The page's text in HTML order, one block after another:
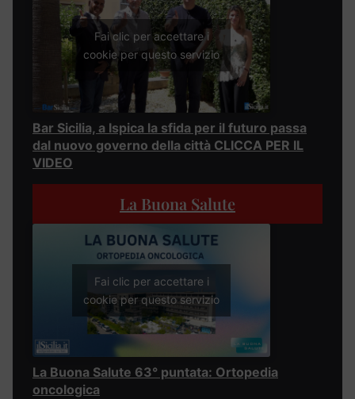
Fai clic per accettare i
cookie per questo servizio
Bar Sicilia, a Ispica la sfida per il futuro passa
dal nuovo governo della città CLICCA PER IL
VIDEO
La Buona Salute
Fai clic per accettare i
cookie per questo servizio
La Buona Salute 63° puntata: Ortopedia
oncologica